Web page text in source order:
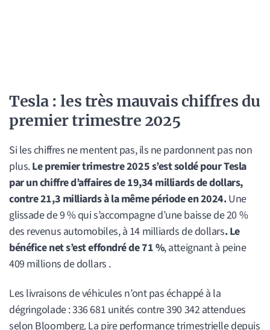
Tesla : les très mauvais chiffres du
premier trimestre 2025
Si les chiffres ne mentent pas, ils ne pardonnent pas non
plus.Le premier trimestre 2025 s’est soldé pour Tesla
par un chiffre d’affaires de 19,34 milliards de dollars,
contre 21,3 milliards à la même période en 2024.Une
glissade de 9 % qui s’accompagne d’une baisse de 20 %
des revenus automobiles, à 14 milliards de dollars. Le
bénéfice net s’est effondré de 71 %, atteignant à peine
409 millions de dollars .
Les livraisons de véhicules n’ont pas échappé à la
dégringolade : 336 681 unités contre 390 342 attendues
selon Bloomberg. La pire performance trimestrielle depuis